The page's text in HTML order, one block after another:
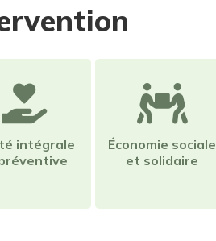
intégrale
Économie sociale
et solidaire